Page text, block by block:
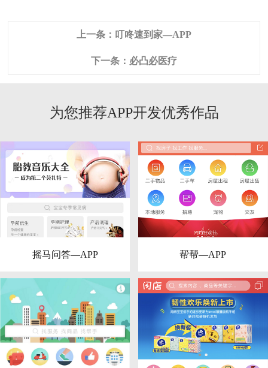
上一条： 叮咚速到家—APP
下一条： 必凸必医疗
为您推荐APP开发优秀作品
摇马问答—APP 帮帮—APP